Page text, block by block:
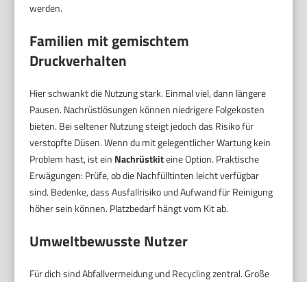
werden.
Familien mit gemischtem
Druckverhalten
Hier schwankt die Nutzung stark. Einmal viel, dann längere
Pausen. Nachrüstlösungen können niedrigere Folgekosten
bieten. Bei seltener Nutzung steigt jedoch das Risiko für
verstopfte Düsen. Wenn du mit gelegentlicher Wartung kein
Problem hast, ist ein Nachrüstkiteine Option. Praktische
Erwägungen: Prüfe, ob die Nachfülltinten leicht verfügbar
sind. Bedenke, dass Ausfallrisiko und Aufwand für Reinigung
höher sein können. Platzbedarf hängt vom Kit ab.
Umweltbewusste Nutzer
Für dich sind Abfallvermeidung und Recycling zentral. Große